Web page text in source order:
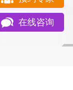
在线咨询